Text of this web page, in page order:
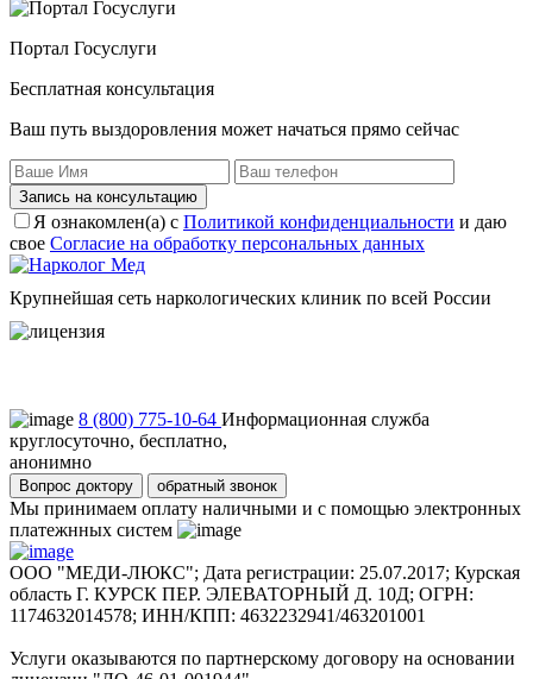
Портал Госуслуги
Бесплатная консультация
Ваш путь выздоровления может начаться прямо сейчас
Запись на консультацию
Я ознакомлен(а) с Политикой конфиденциальности и даю
свое Согласие на обработку персональных данных
Крупнейшая сеть наркологических клиник по всей России
8 (800) 775-10-64 Информационная служба
круглосуточно, бесплатно,
анонимно
Вопрос доктору обратный звонок
Мы принимаем оплату наличными и с помощью электронных
платежнных систем
ООО "МЕДИ-ЛЮКС"; Дата регистрации: 25.07.2017; Курская
область Г. КУРСК ПЕР. ЭЛЕВАТОРНЫЙ Д. 10Д; ОГРН:
1174632014578; ИНН/КПП: 4632232941/463201001
Услуги оказываются по партнерскому договору на основании